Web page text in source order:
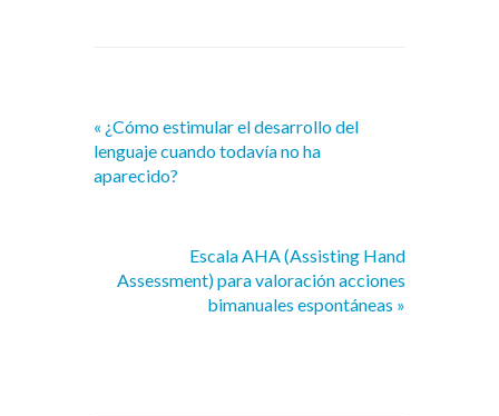
« ¿Cómo estimular el desarrollo del
lenguaje cuando todavía no ha
aparecido?
Escala AHA (Assisting Hand
Assessment) para valoración acciones
bimanuales espontáneas »